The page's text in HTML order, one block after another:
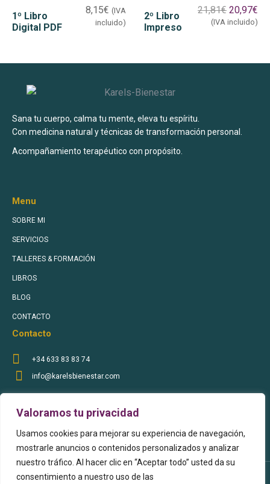
Valoramos tu privacidad
Usamos cookies para mejorar su experiencia de navegación,
mostrarle anuncios o contenidos personalizados y analizar
nuestro tráfico. Al hacer clic en “Aceptar todo” usted da su
consentimiento a nuestro uso de las
1º Libro
Digital PDF
8,15€ (IVA
incluido)
2º Libro
Impreso
21,81€ 20,97€
(IVA incluido)
Sana tu cuerpo, calma tu mente, eleva tu espíritu.
Con medicina natural y técnicas de transformación personal.
Acompañamiento terapéutico con propósito.
Menu
SOBRE MI
SERVICIOS
TALLERES & FORMACIÓN
LIBROS
BLOG
CONTACTO
Contacto
+34 633 83 83 74
info@karelsbienestar.com